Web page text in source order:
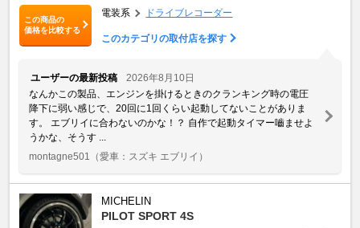
この商品の
価格を比較する
電装系 ドライブレコーダー
このカテゴリの取付店を探す
ユーザーの最新投稿
2026年8月10日
なんかこの製品、エンジンを掛けるときのクランキング時の電圧
降下に弱い感じで、20回に1回くらい起動してないことがありま
す。 エブリイに合わないのかな！？ 自作で起動タイマー嚙ませよ
うかな、そうす ...
montagne501
（愛車：スズキ エブリイ）
MICHELIN
PILOT SPORT 4S